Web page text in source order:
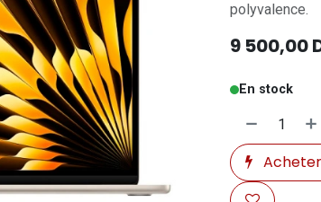
polyvalence.
9 500,00
En stock